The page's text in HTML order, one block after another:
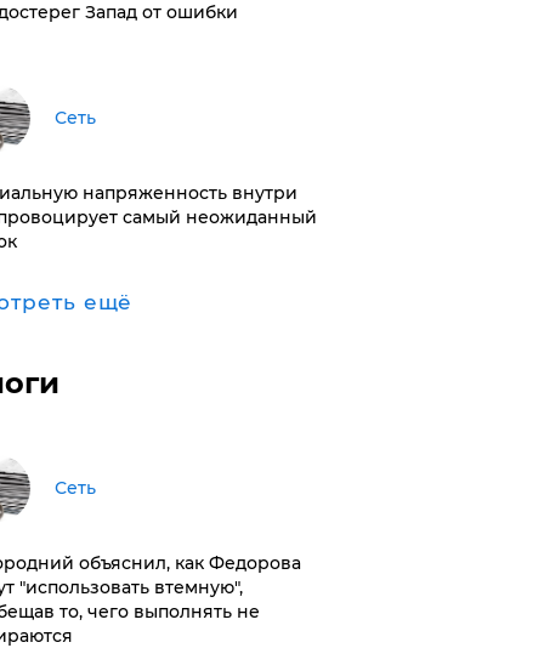
Запад от ошибки
Сеть
напряженность внутри
самый неожиданный
ещё
Сеть
объяснил, как Федорова
"использовать втемную",
то, чего выполнять не